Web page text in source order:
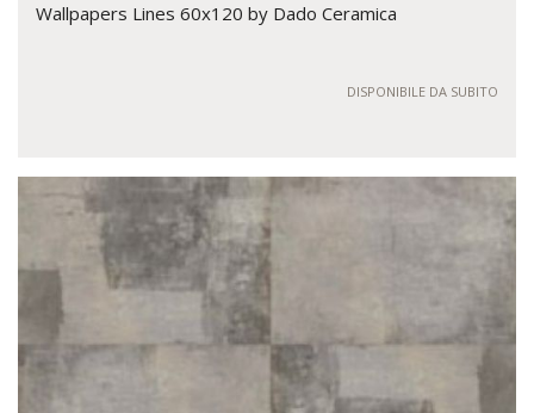
Wallpapers Lines 60x120 by Dado Ceramica
DISPONIBILE DA SUBITO